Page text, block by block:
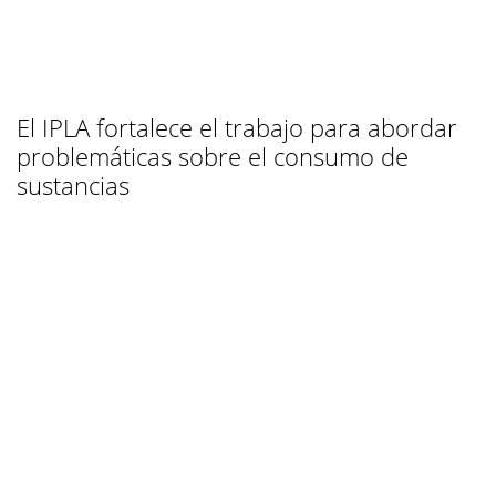
El IPLA fortalece el trabajo para abordar
problemáticas sobre el consumo de
sustancias